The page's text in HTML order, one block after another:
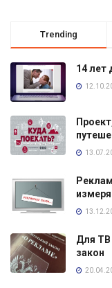
Trending
14 лет
Для ТВ
закон